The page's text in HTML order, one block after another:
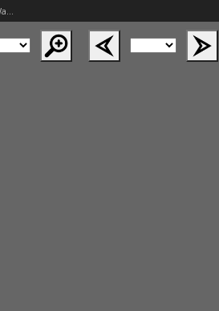
Surowiecki Wawrzyniec